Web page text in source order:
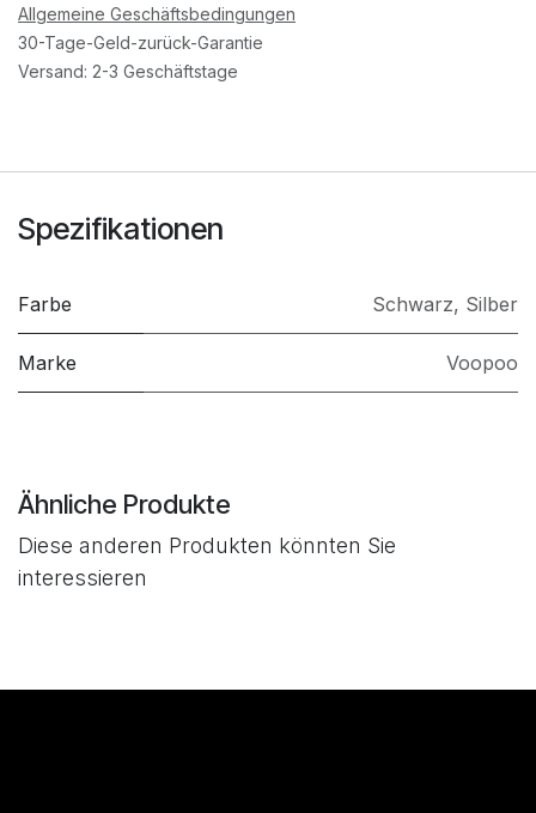
Allgemeine Geschäftsbedingungen
30-Tage-Geld-zurück-Garantie
Versand: 2-3 Geschäftstage
Spezifikationen
Farbe Schwarz, Silber
Marke Voopoo
Ähnliche Produkte
Diese anderen Produkten könnten Sie
interessieren